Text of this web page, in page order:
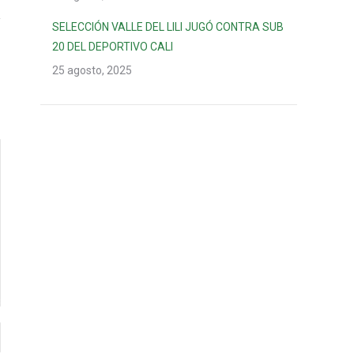
SELECCIÓN VALLE DEL LILI JUGÓ CONTRA SUB
20 DEL DEPORTIVO CALI
25 agosto, 2025